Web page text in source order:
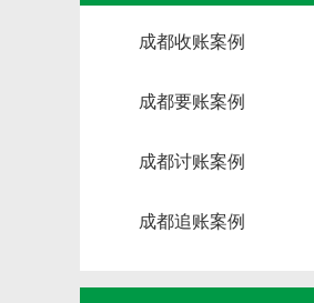
成都收账案例
成都要账案例
成都讨账案例
成都追账案例